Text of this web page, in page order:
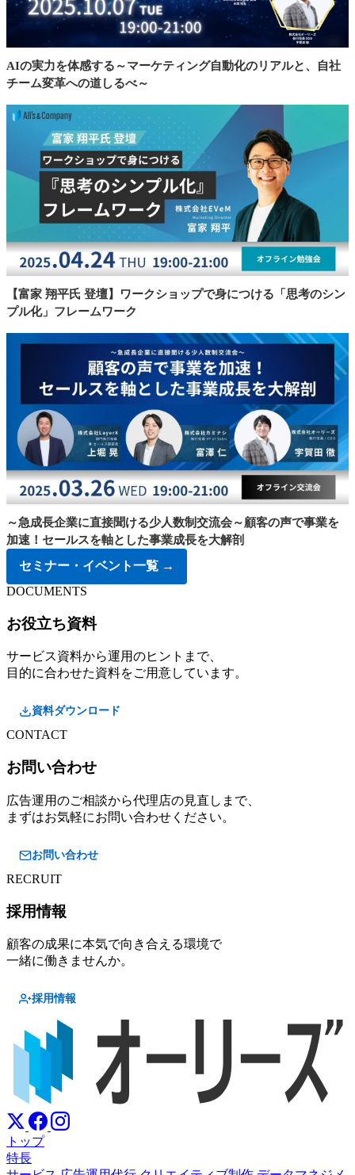
AIの実力を体感する～マーケティング自動化のリアルと、自社
チーム変革への道しるべ～
【富家 翔平氏 登壇】ワークショップで身につける「思考のシン
プル化」フレームワーク
～急成長企業に直接聞ける少人数制交流会～顧客の声で事業を
加速！セールスを軸とした事業成長を大解剖
セミナー・イベント一覧 →
DOCUMENTS
お役立ち資料
サービス資料から運用のヒントまで、
目的に合わせた資料をご用意しています。
資料ダウンロード
CONTACT
お問い合わせ
広告運用のご相談から代理店の見直しまで、
まずはお気軽にお問い合わせください。
お問い合わせ
RECRUIT
採用情報
顧客の成果に本気で向き合える環境で
一緒に働きませんか。
採用情報
トップ
特長